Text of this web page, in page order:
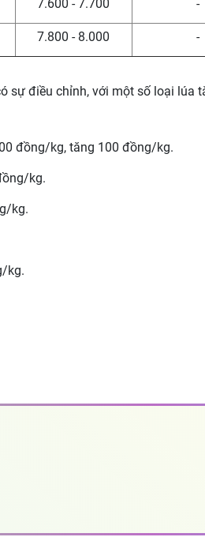
7.600 - 7.700 -
7.800 - 8.000 -
điều chỉnh, với một số loại lúa
đồng/kg, tăng 100 đồng/kg.
kg.
kg.
kg.